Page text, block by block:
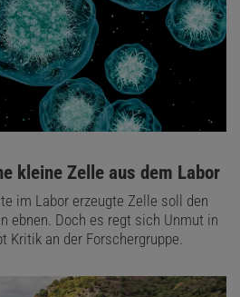
kleine Zelle aus dem Labor
im Labor erzeugte Zelle soll den
ebnen. Doch es regt sich Unmut in
Kritik an der Forschergruppe.